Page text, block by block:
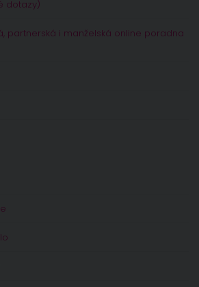
dotazy)
partnerská i manželská online poradna